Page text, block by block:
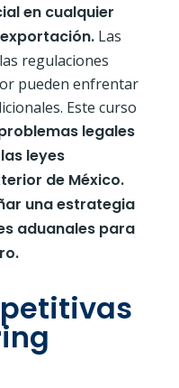
en cualquier
Las
regulaciones
pueden enfrentar
Este curso
legales
leyes
de México.
una estrategia
aduanales para